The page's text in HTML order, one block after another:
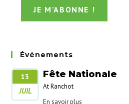
Événements
13
JUIL
Fête Nationale
At Ranchot
En savoir plus